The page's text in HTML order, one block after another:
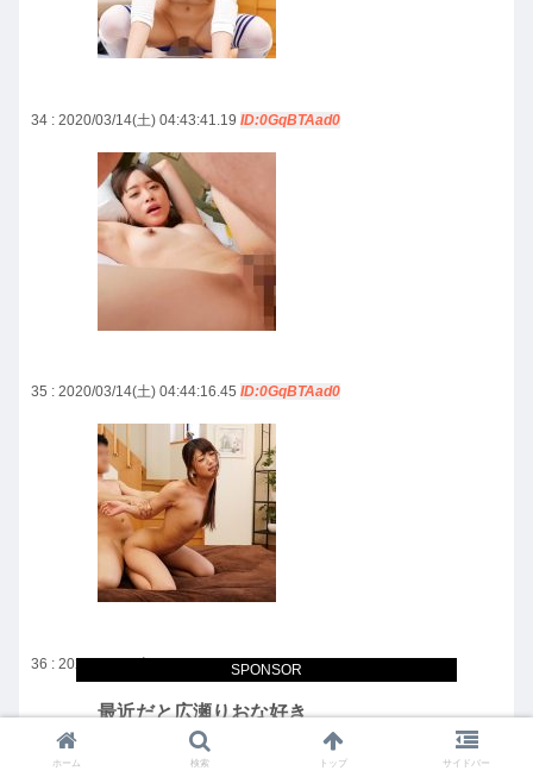
SPONSOR
34 : 2020/03/14(土) 04:43:41.19 ID:0GqBTAad0
35 : 2020/03/14(土) 04:44:16.45 ID:0GqBTAad0
36 : 2020/03/14(土) 04:44:30.17ID:+3Mp4VEG0
最近だと広瀬りおな好き
ホーム 検索 トップ サイドバー